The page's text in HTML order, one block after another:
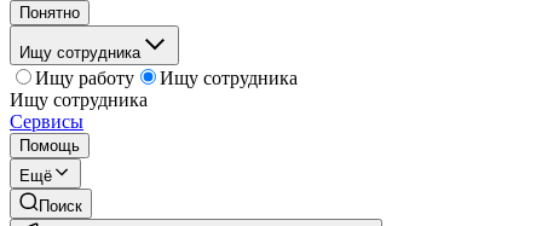
Понятно
Ищу сотрудника
Ищу работу
Ищу сотрудника
Ищу сотрудника
Сервисы
Помощь
Ещё
Поиск